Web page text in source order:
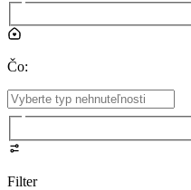
Čo:
Filter